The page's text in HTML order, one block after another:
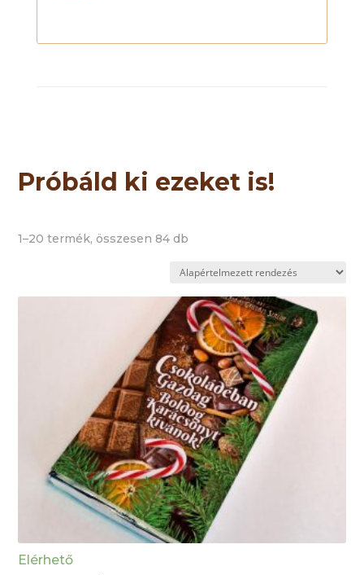
Próbáld ki ezeket is!
1–20 termék, összesen 84 db
Elérhető